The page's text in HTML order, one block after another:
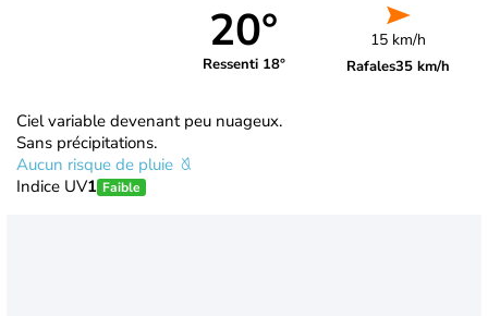
20°
Ressenti 18°
15 km/h
Rafales35 km/h
Ciel variable devenant peu nuageux.
Sans précipitations.
Aucun risque de pluie
Indice UV1 Faible